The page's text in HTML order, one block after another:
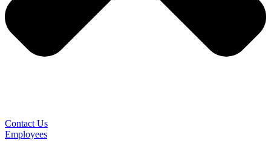
Contact Us
Employees